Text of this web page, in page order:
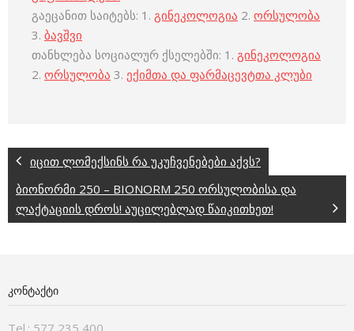
გაეცანით საიტებს: 1. გინეკოლოგია 2. ორსულობა
3. ბავშვი
თანხლება სოციალურ ქსელებში: 1. გინეკოლოგია
2. ორსულობა 3. ექიმთა და ფარმაცევტთა კლუბი
იცით ლომექსინს რა უკუჩვენებები აქვს?
ბიონორმი 250 – BIONORM 250 ორსულობისა და
ლაქტაციის დროს! აუცილებლად წაიკითხეთ!
ᲙᲝᲜᲢᲐᲥᲢᲘ
Tel.: 577 235 400